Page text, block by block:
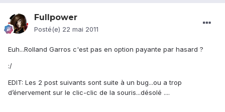
Fullpower
Posté(e) 22 mai 2011
Euh...Rolland Garros c'est pas en option payante par hasard ?
:/
EDIT: Les 2 post suivants sont suite à un bug...ou a trop
d’énervement sur le clic-clic de la souris...désolé ....